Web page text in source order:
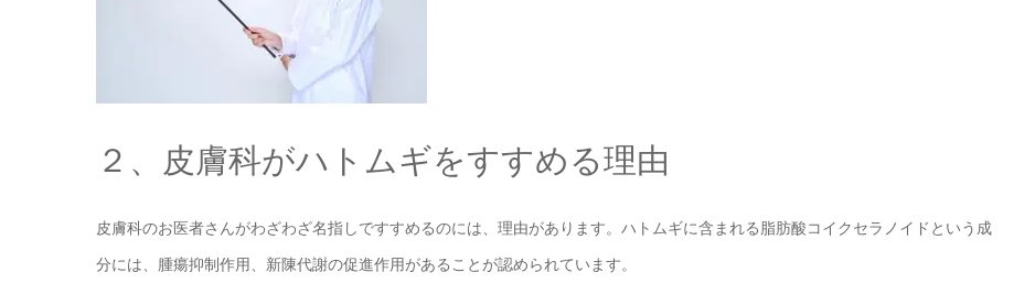
２、皮膚科がハトムギをすすめる理由
皮膚科のお医者さんがわざわざ名指しですすめるのには、理由があります。ハトムギに含まれる脂肪酸コイクセラノイドという成
分には、腫瘍抑制作用、新陳代謝の促進作用があることが認められています。